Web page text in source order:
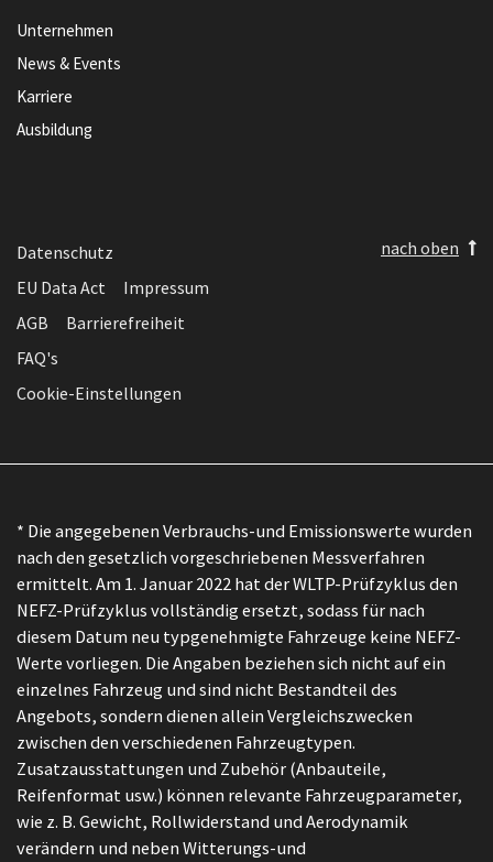
Unternehmen
News & Events
Karriere
Ausbildung
Datenschutz
EU Data Act
Impressum
AGB
Barrierefreiheit
FAQ's
Cookie-Einstellungen
nach oben
* Die angegebenen Verbrauchs-und Emissionswerte wurden
nach den gesetzlich vorgeschriebenen Messverfahren
ermittelt. Am 1. Januar 2022 hat der WLTP-Prüfzyklus den
NEFZ-Prüfzyklus vollständig ersetzt, sodass für nach
diesem Datum neu typgenehmigte Fahrzeuge keine NEFZ-
Werte vorliegen. Die Angaben beziehen sich nicht auf ein
einzelnes Fahrzeug und sind nicht Bestandteil des
Angebots, sondern dienen allein Vergleichszwecken
zwischen den verschiedenen Fahrzeugtypen.
Zusatzausstattungen und Zubehör (Anbauteile,
Reifenformat usw.) können relevante Fahrzeugparameter,
wie z. B. Gewicht, Rollwiderstand und Aerodynamik
verändern und neben Witterungs-und